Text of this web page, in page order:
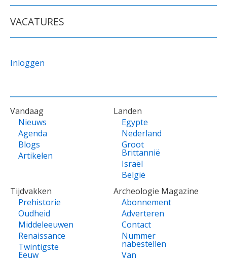
VACATURES
Inloggen
VOET
Vandaag
Nieuws
Agenda
Blogs
Artikelen
Landen
Egypte
Nederland
Groot
Brittannië
Israël
België
Tijdvakken
Prehistorie
Oudheid
Middeleeuwen
Renaissance
Twintigste
Eeuw
Archeologie Magazine
Abonnement
Adverteren
Contact
Nummer
nabestellen
Van